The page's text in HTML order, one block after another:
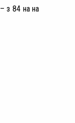
– з 84 на на